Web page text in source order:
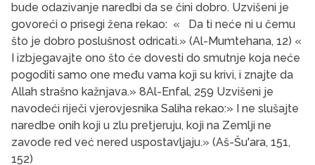
bude odazivanje naredbi da se čini dobro. Uzvišeni je
govoreći o prisegi žena rekao: « Da ti neće ni u čemu
što je dobro poslušnost odricati.» (Al-Mumtehana, 12) «
I izbjegavajte ono što će dovesti do smutnje koja neće
pogoditi samo one među vama koji su krivi, i znajte da
Allah strašno kažnjava.» 8Al-Enfal, 259 Uzvišeni je
navodeći riječi vjerovjesnika Saliha rekao:» I ne slušajte
naredbe onih koji u zlu pretjeruju, koji na Zemlji ne
zavode red već nered uspostavljaju.» (Aš-Šu'ara, 151,
152)